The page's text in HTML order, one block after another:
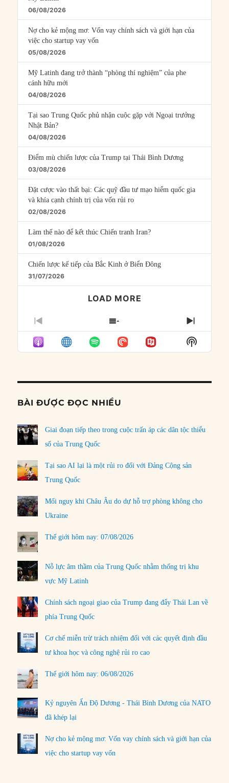
06/08/2026
Nợ cho kẻ mộng mơ: Vốn vay chính sách và giới hạn của
việc cho startup vay vốn
05/08/2026
Mỹ Latinh đang trở thành “phòng thí nghiệm” của phe
cánh hữu mới
04/08/2026
Tại sao Trung Quốc phủ nhận cuộc gặp với Ngoại trưởng
Nhật Bản?
04/08/2026
Điểm mù chiến lược của Trump tại Thái Bình Dương
03/08/2026
Đặt cược vào thất bại: Các quỹ đầu tư mạo hiểm quốc gia
và khía cạnh chính trị của vốn rủi ro
02/08/2026
Làm thế nào để kết thúc Chiến tranh Iran?
01/08/2026
Chiến lược kế tiếp của Bắc Kinh ở Biển Đông
31/07/2026
LOAD MORE
PREVIOUS
EPISODE
SHOW
EPISODES
LIST
NEXT
Show
Podcast
BÀI ĐƯỢC ĐỌC NHIỀU
Giai đoạn tiếp theo trong cuộc trấn áp các dân tộc thiểu
số của Trung Quốc
Tại sao AI lại là một rủi ro đối với Đảng Cộng sản
Trung Quốc
Mối nguy khi Châu Âu do dự hỗ trợ phòng không cho
Ukraine
Thế giới hôm nay: 07/08/2026
Nỗ lực âm thầm của Trung Quốc nhằm thống trị khu
vực Mỹ Latinh
Chính sách ngoại giao của Trump đang đẩy Thái Lan về
phía Trung Quốc
Cơ chế miễn trừ trách nhiệm đối với các quyết định đầu
tư khoa học và công nghệ rủi ro cao
Thế giới hôm nay: 06/08/2026
Kỷ nguyên Ấn Độ Dương - Thái Bình Dương của NATO
đã khép lại
Nợ cho kẻ mộng mơ: Vốn vay chính sách và giới hạn của
việc cho startup vay vốn